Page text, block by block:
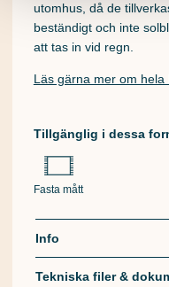
utomhus, då de
beständigt och inte
att tas in vid regn.
Läs gärna mer om
Tillgänglig i dessa
Fasta mått
Info
Tekniska filer &